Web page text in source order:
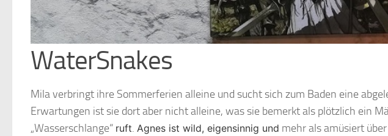
WaterSnakes
Mila verbringt ihre Sommerferien alleine und sucht sich zum Baden eine
Erwartungen ist sie dort aber nicht alleine, was sie bemerkt als plötzlich ein
„Wasserschlange“ ruft. Agnes ist wild, eigensinnig und mehr als amüsiert